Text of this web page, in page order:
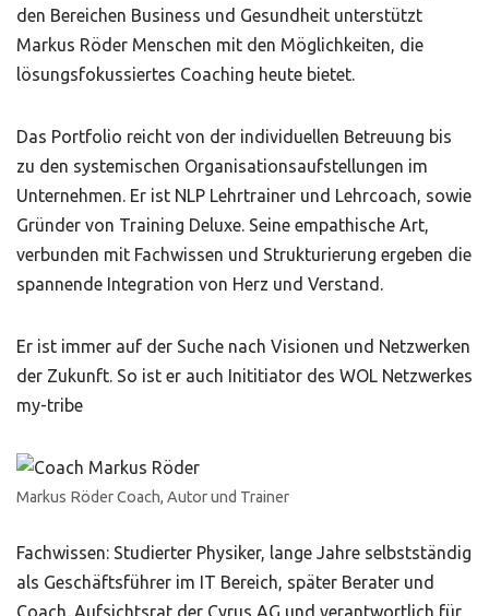
den Bereichen Business und Gesundheit unterstützt
Markus Röder Menschen mit den Möglichkeiten, die
lösungsfokussiertes Coaching heute bietet.
Das Portfolio reicht von der individuellen Betreuung bis
zu den systemischen Organisationsaufstellungen im
Unternehmen. Er ist NLP Lehrtrainer und Lehrcoach, sowie
Gründer von Training Deluxe. Seine empathische Art,
verbunden mit Fachwissen und Strukturierung ergeben die
spannende Integration von Herz und Verstand.
Er ist immer auf der Suche nach Visionen und Netzwerken
der Zukunft. So ist er auch Inititiator des WOL Netzwerkes
my-tribe
Markus Röder Coach, Autor und Trainer
Fachwissen: Studierter Physiker, lange Jahre selbstständig
als Geschäftsführer im IT Bereich, später Berater und
Coach. Aufsichtsrat der Cyrus AG und verantwortlich für